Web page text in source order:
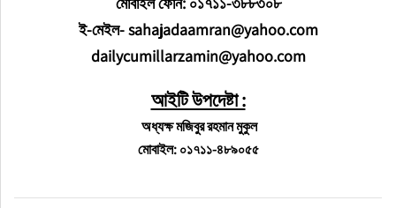
ই-মেইল- sahajadaamran@yahoo.com
dailycumillarzamin@yahoo.com
আইটি উপদেষ্টা :
অধ্যক্ষ মজিবুর রহমান মুকুল
মোবাইল: ০১৭১১-৪৮৯০৫৫